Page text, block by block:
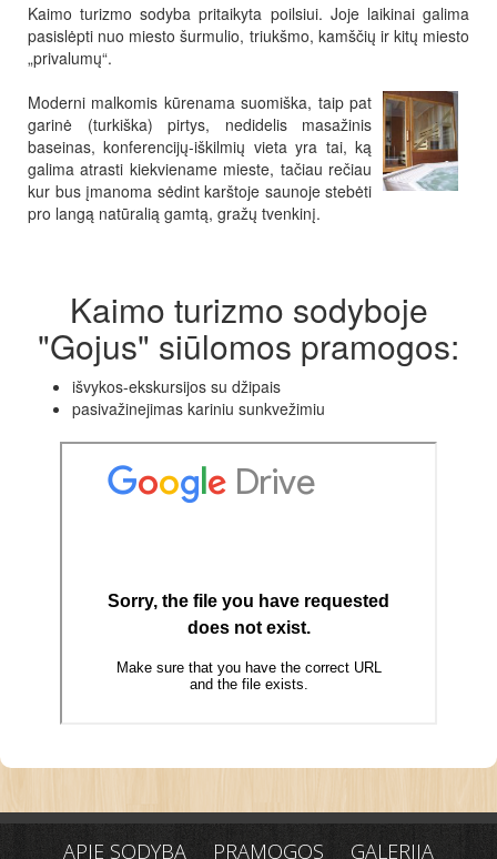
Kaimo turizmo sodyba pritaikyta poilsiui. Joje laikinai galima
pasislėpti nuo miesto šurmulio, triukšmo, kamščių ir kitų miesto
„privalumų“.
Moderni malkomis kūrenama suomiška, taip pat
garinė (turkiška) pirtys, nedidelis masažinis
baseinas, konferencijų-iškilmių vieta yra tai, ką
galima atrasti kiekviename mieste, tačiau rečiau
kur bus įmanoma sėdint karštoje saunoje stebėti
pro langą natūralią gamtą, gražų tvenkinį.
Kaimo turizmo sodyboje
"Gojus" siūlomos pramogos:
išvykos-ekskursijos su džipais
pasivažinejimas kariniu sunkvežimiu
APIE SODYBĄ PRAMOGOS GALERIJA